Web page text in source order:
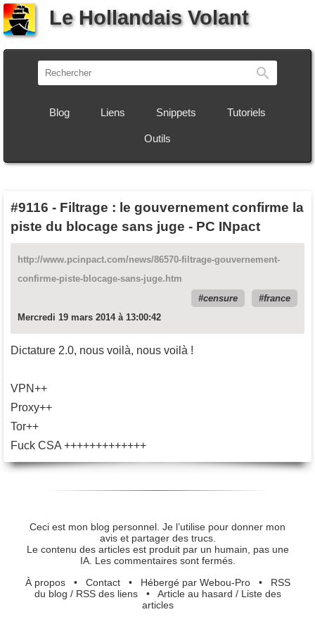
Le Hollandais Volant
Blog Liens Snippets Tutoriels
Outils
#9116 - Filtrage : le gouvernement confirme la
piste du blocage sans juge - PC INpact
http://www.pcinpact.com/news/86570-filtrage-gouvernement-
confirme-piste-blocage-sans-juge.htm
censure
france
Mercredi 19 mars 2014 à 13:00:42
Dictature 2.0, nous voilà, nous voilà !
VPN++
Proxy++
Tor++
Fuck CSA +++++++++++++
Ceci est mon blog personnel. Je l’utilise pour donner mon
avis et partager des trucs.
Le contenu des articles est produit par un humain, pas une
IA. Les commentaires sont fermés.
À propos• Contact• Hébergé par Webou-Pro• RSS
du blog / RSS des liens• Article au hasard / Liste des
articles